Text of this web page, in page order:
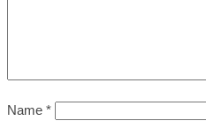
Name *